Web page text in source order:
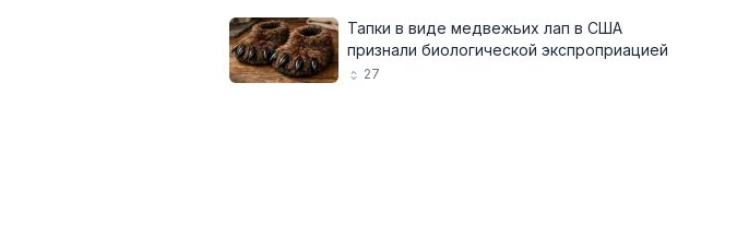
Тапки в виде медвежьих лап в США
признали биологической экспроприацией
27